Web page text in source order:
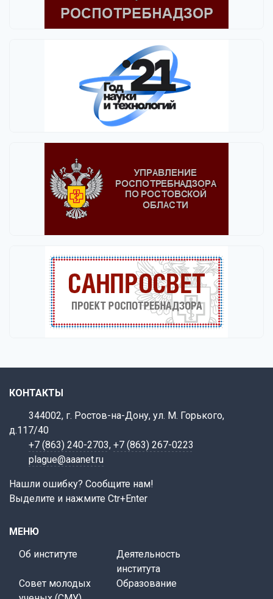
КОНТАКТЫ
344002, г. Ростов-на-Дону, ул. М. Горького,
д.117/40
+7 (863) 240-2703, +7 (863) 267-0223
plague@aaanet.ru
Нашли ошибку? Сообщите нам!
Выделите и нажмите Ctr+Enter
МЕНЮ
Об институте
Деятельность
института
Совет молодых
Образование